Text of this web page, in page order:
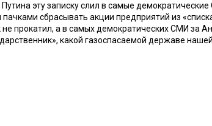
эту записку слил в самые
сбрасывать акции предприятий из
прокатил, а в самых демократических СМИ за
какой газоспасаемой державе